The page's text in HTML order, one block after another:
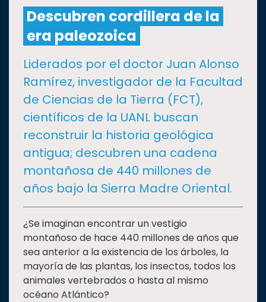
CULTURA
I+D+IEXPERTOS
SALUD
SUSTENTABILIDAD
TEMAS
Oferta
educativa
Estudiantes
Rectoría
Descubren cordillera de la
era paleozoica
Liderados por el doctor Juan Alonso
Ramírez, investigador de la Facultad
de Ciencias de la Tierra (FCT),
científicos de la UANL buscan
reconstruir la historia geológica
antigua; descubren una cadena
montañosa de 440 millones de
años bajo la Sierra Madre Oriental.
¿Se imaginan encontrar un vestigio
montañoso de hace 440 millones de años que
sea anterior a la existencia de los árboles, la
mayoría de las plantas, los insectos, todos los
animales vertebrados o hasta al mismo
océano Atlántico?